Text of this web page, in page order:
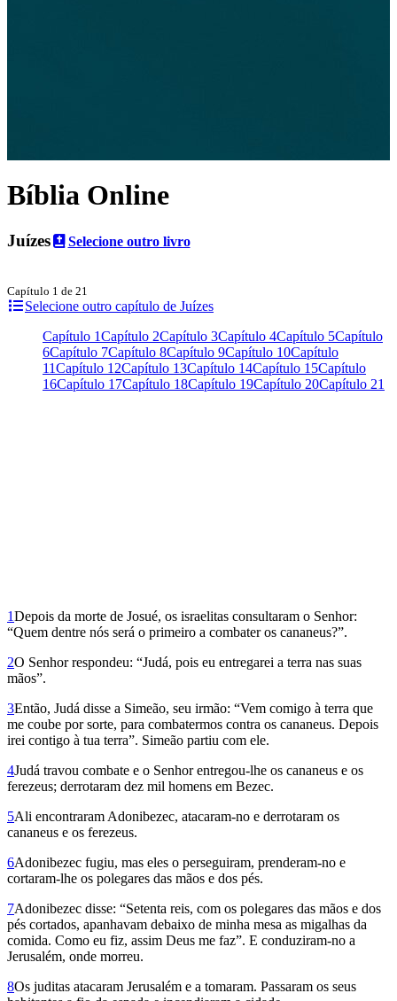
Bíblia Online
Juízes Selecione outro livro
Capítulo 1 de 21
Selecione outro capítulo de Juízes
Capítulo 1Capítulo 2Capítulo 3Capítulo 4Capítulo 5Capítulo
6Capítulo 7Capítulo 8Capítulo 9Capítulo 10Capítulo
11Capítulo 12Capítulo 13Capítulo 14Capítulo 15Capítulo
16Capítulo 17Capítulo 18Capítulo 19Capítulo 20Capítulo 21
1Depois da morte de Josué, os israe­­litas consultaram o Senhor:
“Quem dentre nós será o primeiro a combater os cana­neus?”.
2O Senhor respondeu: “Judá, pois eu entregarei a terra nas suas
mãos”.
3Então, Judá disse a Simeão, seu irmão: “Vem comigo à terra que
me coube por sorte, para combatermos contra os cana­neus. Depois
irei contigo à tua terra”. Simeão partiu com ele.
4Judá travou combate e o Senhor entregou-lhe os cananeus e os
ferezeus; derrotaram dez mil homens em Bezec.
5Ali encontraram Adonibezec, atacaram-no e derrotaram os
cananeus e os ferezeus.
6Adonibezec fugiu, mas eles o perseguiram, prenderam-no e
cortaram-lhe os polegares das mãos e dos pés.
7Adonibezec disse: “Setenta reis, com os polegares das mãos e dos
pés cortados, apanhavam debaixo de minha mesa as migalhas da
comida. Como eu fiz, assim Deus me faz”. E conduziram-no a
Jerusalém, onde morreu.
8Os juditas atacaram Jerusalém e a tomaram. Passaram os seus